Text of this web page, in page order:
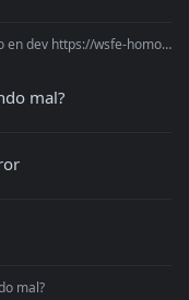
homo.arca.gob.ar/wsfexv1/service.asmx
mal?
mal?